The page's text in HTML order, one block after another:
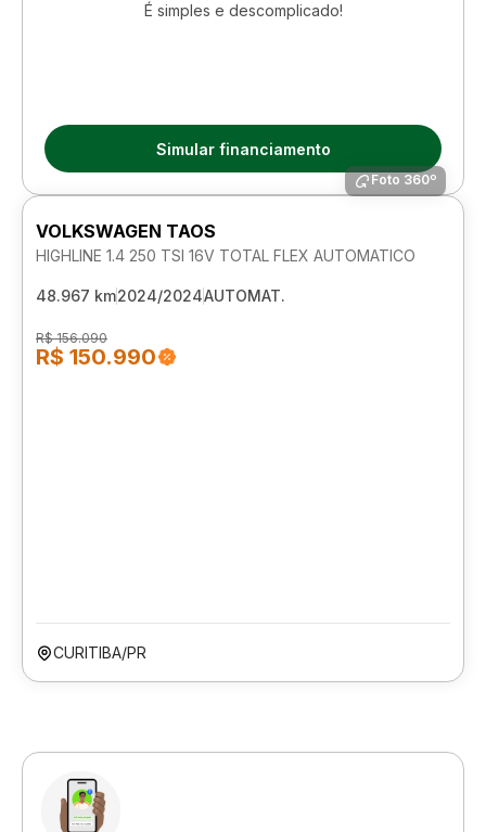
É simples e descomplicado!
Simular financiamento
Foto 360º
VOLKSWAGEN TAOS
HIGHLINE 1.4 250 TSI 16V TOTAL FLEX AUTOMATICO
48.967 km2024/2024AUTOMAT.
R$ 156.090
R$ 150.990
CURITIBA/PR